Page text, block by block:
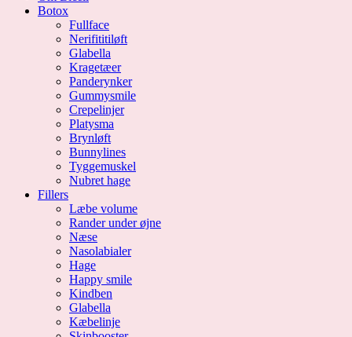
Botox
Fullface
Nerifititiløft
Glabella
Kragetæer
Panderynker
Gummysmile
Crepelinjer
Platysma
Brynløft
Bunnylines
Tyggemuskel
Nubret hage
Fillers
Læbe volume
Rander under øjne
Næse
Nasolabialer
Hage
Happy smile
Kindben
Glabella
Kæbelinje